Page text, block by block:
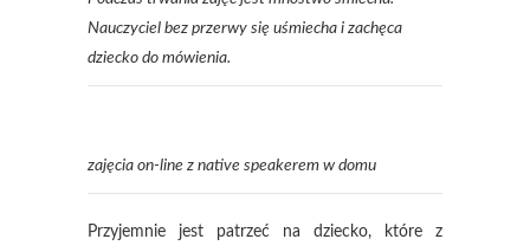
Nauczyciel bez przerwy się uśmiecha i zachęca
dziecko do mówienia.
zajęcia on-line z native speakerem w domu
Przyjemnie jest patrzeć na dziecko, które z